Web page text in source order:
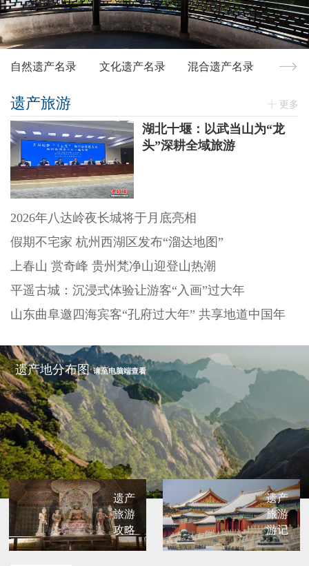
自然遗产名录 文化遗产名录 混合遗产名录
遗产旅游 更多
湖北十堰：以武当山为“龙
头”深耕全域旅游
2026年八达岭夜长城将于月底亮相
假期不宅家 杭州西湖区发布“溜达地图”
上春山 赏奇峰 贵州梵净山迎登山热潮
平遥古城：沉浸式体验让游客“入画”过大年
山东曲阜邀四海宾客“孔府过大年” 共享地道中国年
遗产地分布图请至电脑端查看
遗产
旅游
攻略
遗产
旅游
游记